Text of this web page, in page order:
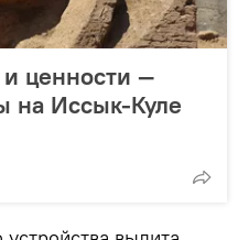
ценности —
на Иссык-Куле